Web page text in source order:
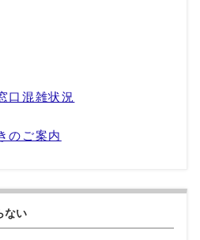
口混雑状況
のご案内
ない